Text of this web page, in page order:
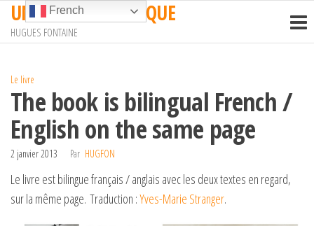
Passer
contenu
UN TRAIN EN AFRIQUE
HUGUES FONTAINE
Le livre
The book is bilingual French /
English on the same page
2 janvier 2013 Par HUGFON
Le livre est bilingue français / anglais avec les deux textes en regard,
sur la même page. Traduction :Yves-Marie Stranger.
French